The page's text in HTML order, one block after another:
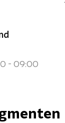
- 09:00